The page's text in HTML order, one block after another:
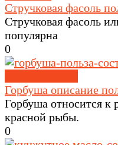
Стручковая фасоль
Стручковая фасоль
популярна
0
Горбуша описание
Горбуша относится к
красной рыбы.
0